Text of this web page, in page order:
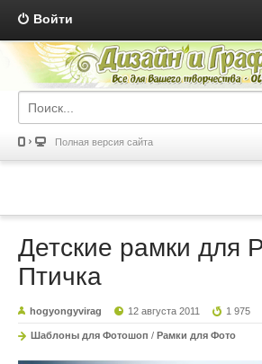
Войти
Полная версия сайта
Детские рамки для
Птичка
hogyongyvirag 12 августа 2011 1 975
Шаблоны для Фотошоп / Рамки для Фото